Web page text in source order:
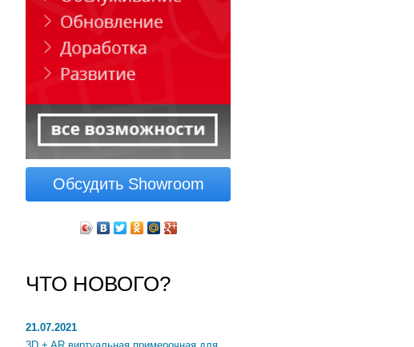
Обсудить Showroom
ЧТО НОВОГО?
21.07.2021